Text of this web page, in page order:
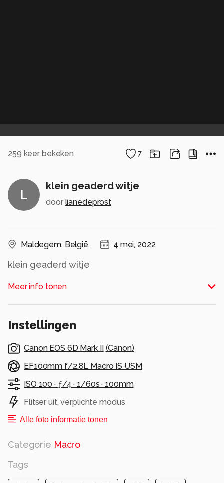
259 keer bekeken 7
L
klein geaderd witje
door lianedeprost
Maldegem, België 4 mei, 2022
klein geaderd witje
Alle rechten voorbehouden
Meer info tonen
Instellingen
Canon EOS 6D Mark II (Canon)
EF100mm f/2.8L Macro IS USM
ISO 100 · ƒ/4 ·1/60s ·100mm
Flitser uit, verplichte modus
Alle foto informatie tonen
Categorie Macro
Tags